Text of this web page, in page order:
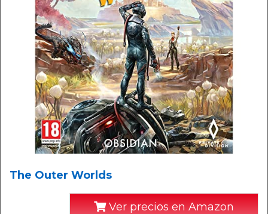
The Outer Worlds
Ver precios en Amazon